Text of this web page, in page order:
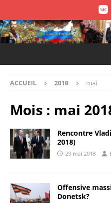
ACCUEIL 2018 mai
Mois : mai
Rencontre
2018)
29 mai 2018
Offensive
Donetsk?